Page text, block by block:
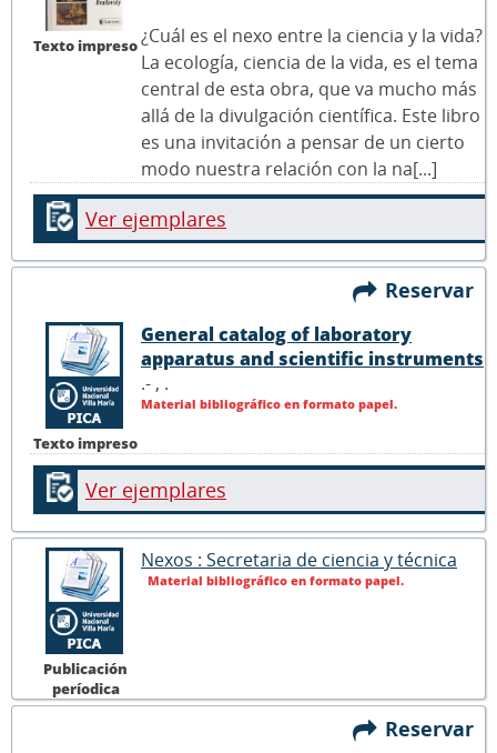
Texto impreso¿Cuál es el nexo entre la ciencia y la vida?
La ecología, ciencia de la vida, es el tema
central de esta obra, que va mucho más
allá de la divulgación científica. Este libro
es una invitación a pensar de un cierto
modo nuestra relación con la na[...]
Ver ejemplares
Reservar
Texto impreso
General catalog of laboratory
apparatus and scientific instruments
.- , .
Material bibliográfico en formato papel.
Ver ejemplares
Publicación
períodica
Nexos : Secretaria de ciencia y técnica
Material bibliográfico en formato papel.
Reservar